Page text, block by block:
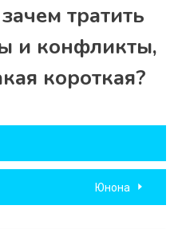
тратить
и конфликты,
короткая?
Юнона